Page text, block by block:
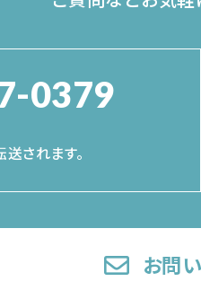
0379
されます。
お問